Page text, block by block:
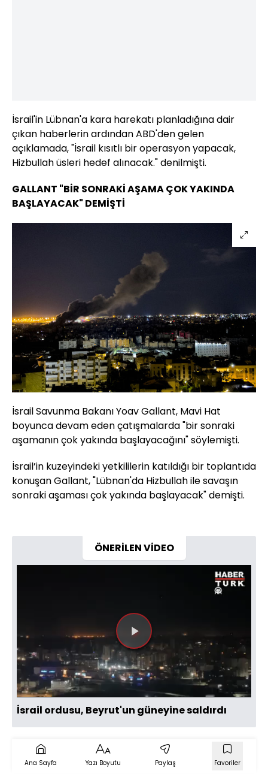
İsrail'in Lübnan'a kara harekatı planladığına dair
çıkan haberlerin ardından ABD'den gelen
açıklamada, "İsrail kısıtlı bir operasyon yapacak,
Hizbullah üsleri hedef alınacak." denilmişti.
GALLANT "BİR SONRAKİ AŞAMA ÇOK YAKINDA
BAŞLAYACAK" DEMİŞTİ
İsrail Savunma Bakanı Yoav Gallant, Mavi Hat
boyunca devam eden çatışmalarda "bir sonraki
aşamanın çok yakında başlayacağını" söylemişti.
İsrail’in kuzeyindeki yetkililerin katıldığı bir toplantıda
konuşan Gallant, "Lübnan'da Hizbullah ile savaşın
sonraki aşaması çok yakında başlayacak" demişti.
ÖNERİLEN VİDEO
Videoyu
Oynat
İsrail ordusu, Beyrut'un güneyine saldırdı
Ana Sayfa Yazı Boyutu Paylaş Favoriler